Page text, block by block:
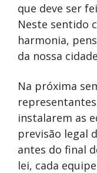
que deve ser
Neste sentido
harmonia,
da nossa
Na próxima
instalarem as
previsão legal
antes do final
lei, cada